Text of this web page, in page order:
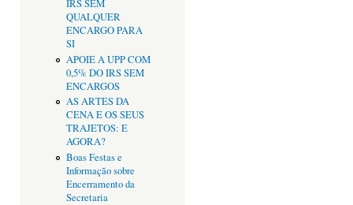
IRS SEM
QUALQUER
ENCARGO PARA
SI
APOIE A UPP COM
0,5% DO IRS SEM
ENCARGOS
AS ARTES DA
CENA E OS SEUS
TRAJETOS: E
AGORA?
Boas Festas e
Informação sobre
Encerramento da
Secretaria